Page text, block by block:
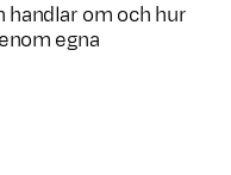
handlar om och hur
egna